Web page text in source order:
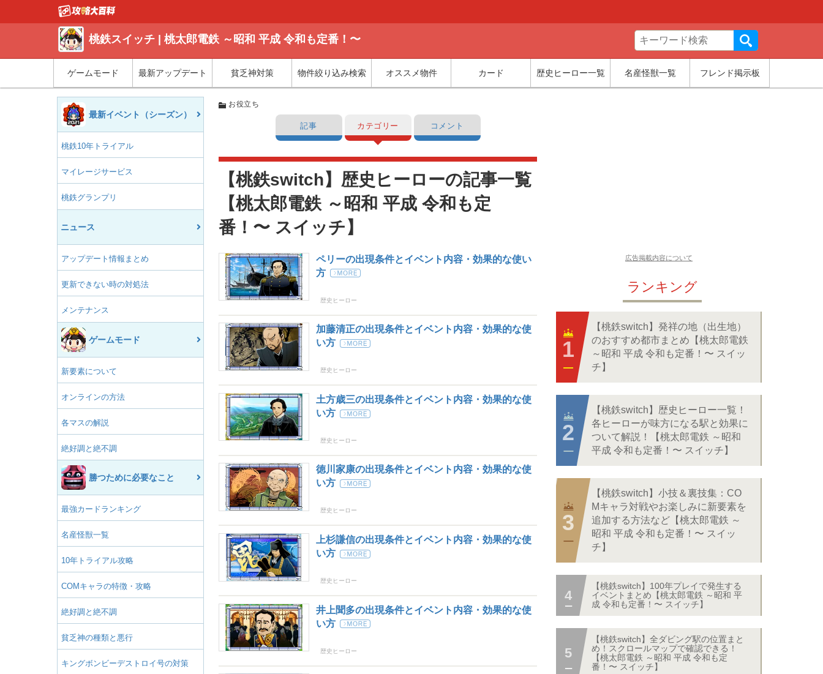
桃鉄スイッチ | 桃太郎電鉄 ～昭和 平成 令和も定番！〜
ゲームモード 最新アップデート 貧乏神対策 物件絞り込み検索 オススメ物件 カード 歴史ヒーロー一覧 名産怪獣一覧 フレンド掲示板
最新イベント（シーズン）
桃鉄10年トライアル
マイレージサービス
桃鉄グランプリ
ニュース
アップデート情報まとめ
更新できない時の対処法
メンテナンス
ゲームモード
新要素について
オンラインの方法
各マスの解説
絶好調と絶不調
勝つために必要なこと
最強カードランキング
名産怪獣一覧
10年トライアル攻略
COMキャラの特徴・攻略
絶好調と絶不調
貧乏神の種類と悪行
キングボンビーデストロイ号の対策
お役立ち
記事 カテゴリー コメント
【桃鉄switch】歴史ヒーローの記事一覧
【桃太郎電鉄 ～昭和 平成 令和も定
番！〜 スイッチ】
ペリーの出現条件とイベント内容・効果的な使い
方
歴史ヒーロー
加藤清正の出現条件とイベント内容・効果的な使
い方
歴史ヒーロー
土方歳三の出現条件とイベント内容・効果的な使
い方
歴史ヒーロー
徳川家康の出現条件とイベント内容・効果的な使
い方
歴史ヒーロー
上杉謙信の出現条件とイベント内容・効果的な使
い方
歴史ヒーロー
井上聞多の出現条件とイベント内容・効果的な使
い方
歴史ヒーロー
広告掲載内容について
ランキング
【桃鉄switch】発祥の地（出生地）
のおすすめ都市まとめ【桃太郎電鉄
～昭和 平成 令和も定番！〜 スイッ
チ】
【桃鉄switch】歴史ヒーロー一覧！
各ヒーローが味方になる駅と効果に
ついて解説！【桃太郎電鉄 ～昭和
平成 令和も定番！〜 スイッチ】
【桃鉄switch】小技＆裏技集：CO
Mキャラ対戦やお楽しみに新要素を
追加する方法など【桃太郎電鉄 ～
昭和 平成 令和も定番！〜 スイッ
チ】
【桃鉄switch】100年プレイで発生する
イベントまとめ【桃太郎電鉄 ～昭和 平
成 令和も定番！〜 スイッチ】
【桃鉄switch】全ダビング駅の位置まと
め！スクロールマップで確認できる！
【桃太郎電鉄 ～昭和 平成 令和も定
番！〜 スイッチ】